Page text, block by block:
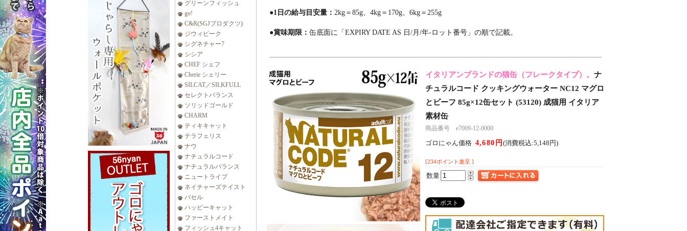
グリーンフィッシュ
go!
C&R(SGJプロダクツ)
ジウィピーク
シグネチャー7
シシア
CHEF シェフ
Cherie シェリー
SILCAT／SILKFULL
セレクトバランス
ソリッドゴールド
CHARM
ティキキャット
テラフェリス
ナウ
ナチュラルコード
ナチュラルバランス
ニュートライプ
ネイチャーズテイスト
バセル
ハッピーキャット
ファーストメイト
フィッシュ4キャット
●1日の給与目安量： 2kg＝85g、4kg＝170g、6kg＝255g
●賞味期限： 缶底面に「EXPIRY DATE AS 日/月/年-ロット番号」の順で記載。
イタリアンブランドの猫缶（フレークタイプ）。 ナ
チュラルコード クッキングウォーター NC12 マグロ
とビーフ 85g×12缶セット (53120) 成猫用 イタリア
素材缶
商品番号 e7009-12-0000
ゴロにゃん価格 4,680円(消費税込:5,148円)
[234ポイント進呈 ]
数量